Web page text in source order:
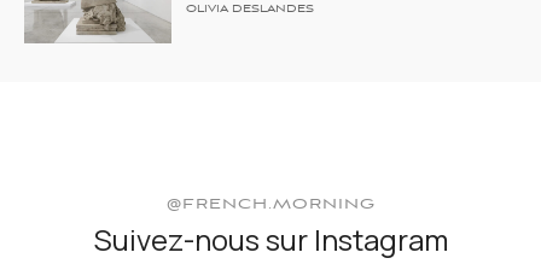
OLIVIA DESLANDES
@FRENCH.MORNING
Suivez-nous sur Instagram